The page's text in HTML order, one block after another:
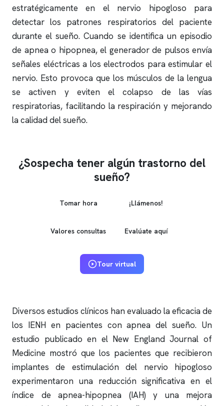
estratégicamente en el nervio hipogloso para
detectar los patrones respiratorios del paciente
durante el sueño. Cuando se identifica un episodio
de apneao hipopnea, el generador de pulsos envía
señales eléctricas a los electrodos para estimular el
nervio. Esto provoca que los músculos de la lengua
se activen y eviten el colapso de las vías
respiratorias, facilitando la respiración y mejorando
la calidad del sueño.
¿Sospecha tener algún trastorno del
sueño?
Tomar hora ¡Llámenos!
Valores consultas Evalúate aquí
Tour virtual
Diversos estudios clínicos han evaluado la eficacia de
los IENH en pacientes conapnea del sueño. Un
estudio publicado en el New England Journal of
Medicine mostró que los pacientes que recibieron
implantes de estimulación del nervio hipogloso
experimentaron una reducción significativa en el
índice de apnea-hipopnea (IAH) y una mejora